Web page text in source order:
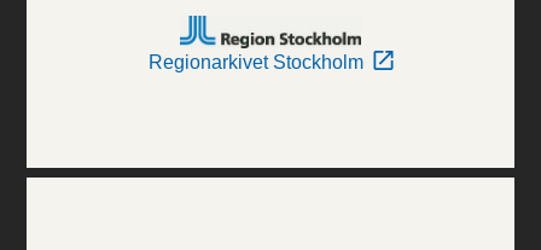
Regionarkivet Stockholm